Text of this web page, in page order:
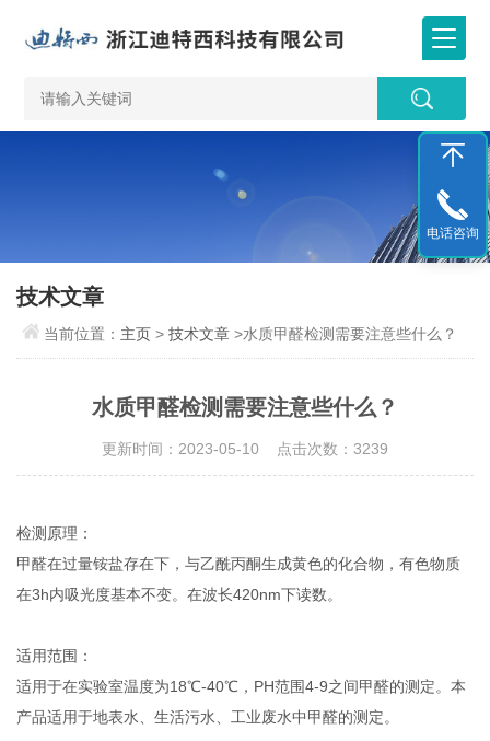
技术文章
当前位置： 主页 >技术文章 >水质甲醛检测需要注意些什么？
水质甲醛检测需要注意些什么？
更新时间：2023-05-10 点击次数：3239
检测原理：
甲醛在过量铵盐存在下，与乙酰丙酮生成黄色的化合物，有色物质
在3h内吸光度基本不变。在波长420nm下读数。
适用范围：
适用于在实验室温度为18℃-40℃，PH范围4-9之间甲醛的测定。本
产品适用于地表水、生活污水、工业废水中甲醛的测定。
电话咨询